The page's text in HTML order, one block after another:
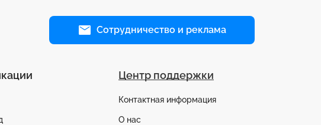
Сотрудничество и реклама
Центр поддержки
Контактная информация
О нас